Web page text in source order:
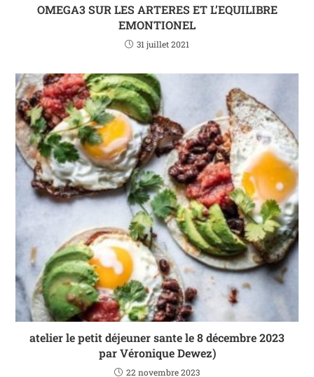
OMEGA3 SUR LES ARTERES ET L’EQUILIBRE
EMONTIONEL
31 juillet 2021
atelier le petit déjeuner sante le 8 décembre 2023
par Véronique Dewez)
22 novembre 2023